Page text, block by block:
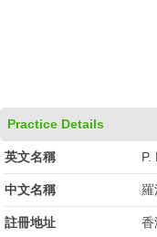
Practice Details
英文名稱 P.
中文名稱 羅
註冊地址
香